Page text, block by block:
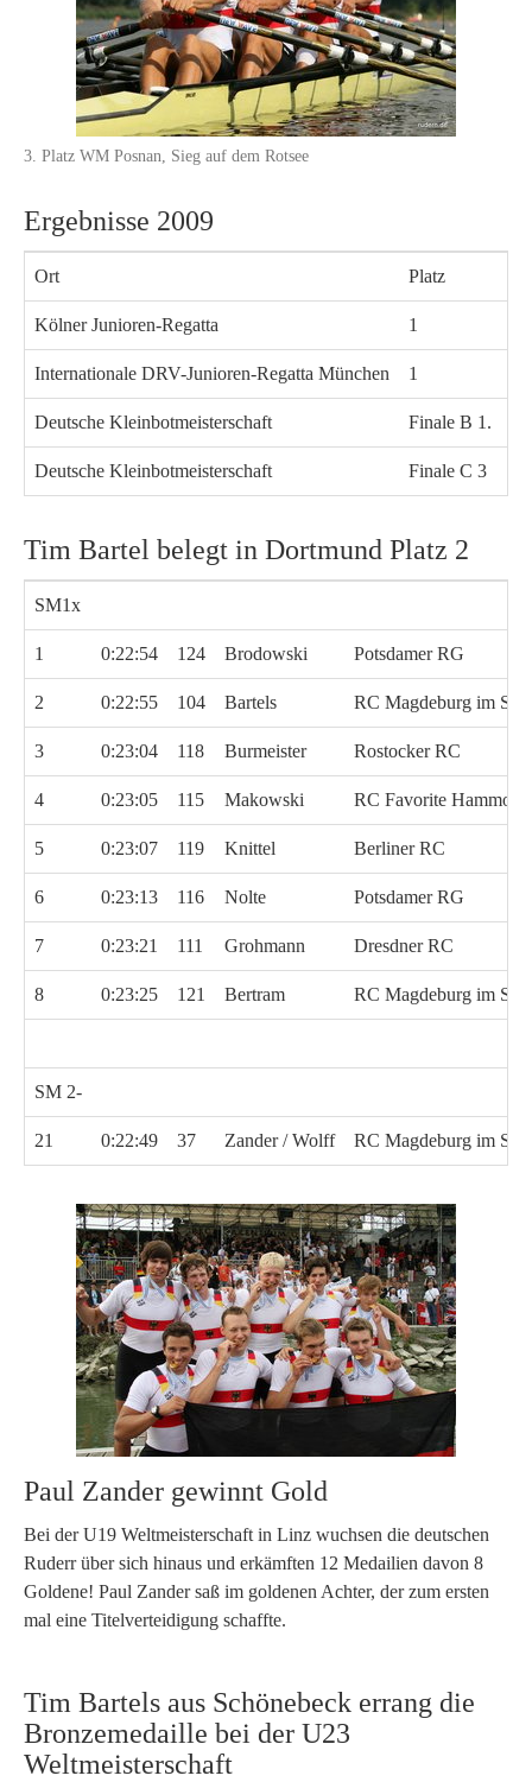
3. Platz WM Posnan, Sieg auf dem Rotsee
Ergebnisse 2009
Ort Platz
Kölner Junioren-Regatta 1
Internationale DRV-Junioren-Regatta München 1
Deutsche Kleinbotmeisterschaft Finale B 1.
Deutsche Kleinbotmeisterschaft Finale C 3
Tim Bartel belegt in Dortmund Platz 2
SM1x
1 0:22:54 124 Brodowski Potsdamer RG
2 0:22:55 104 Bartels RC Magdeburg im SC
3 0:23:04 118 Burmeister Rostocker RC
4 0:23:05 115 Makowski RC Favorite
5 0:23:07 119 Knittel Berliner RC
6 0:23:13 116 Nolte Potsdamer RG
7 0:23:21 111 Grohmann Dresdner RC
8 0:23:25 121 Bertram RC Magdeburg im SC
SM 2-
21 0:22:49 37 Zander / Wolff RC Magdeburg im SC
Paul Zander gewinnt Gold
Bei der U19 Weltmeisterschaft in Linz wuchsen die deutschen
Ruderr über sich hinaus und erkämften 12 Medailien davon 8
Goldene! Paul Zander saß im goldenen Achter, der zum ersten
mal eine Titelverteidigung schaffte.
Tim Bartels aus Schönebeck errang die
Bronzemedaille bei der U23
Weltmeisterschaft